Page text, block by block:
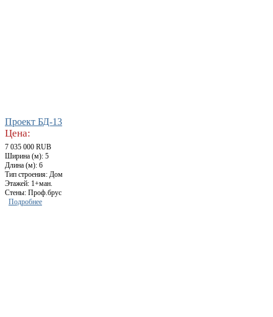
Проект БД-13
Цена:
7 035 000 RUB
Ширина (м): 5
Длина (м): 6
Тип строения: Дом
Этажей: 1+ман.
Стены: Проф.брус
Подробнее